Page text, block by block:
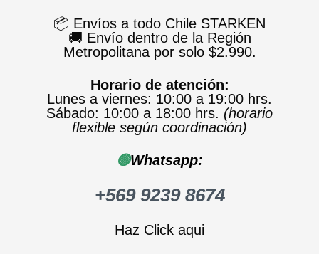
📦 Envíos a todo Chile STARKEN
🚚 Envío dentro de la Región
Metropolitana por solo $2.990.
Horario de atención:
Lunes a viernes: 10:00 a 19:00 hrs.
Sábado: 10:00 a 18:00 hrs. (horario
flexible según coordinación)
🟢Whatsapp:
+569 9239 8674
Haz Click aqui